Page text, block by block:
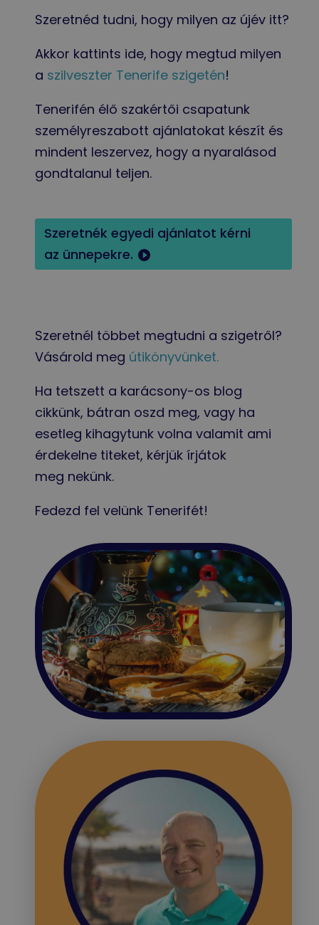
Szeretnéd tudni, hogy milyen az újév itt?
Akkor kattints ide, hogy megtud milyen
a szilveszter Tenerife szigetén!
Tenerifén élő szakértői csapatunk
személyreszabott ajánlatokat készít és
mindent leszervez, hogy a nyaralásod
gondtalanul teljen.
Szeretnék egyedi ajánlatot kérni
az ünnepekre.
Szeretnél többet megtudni a szigetről?
Vásárold meg útikönyvünket.
Ha tetszett a karácsony-os blog
cikkünk, bátran oszd meg, vagy ha
esetleg kihagytunk volna valamit ami
érdekelne titeket, kérjük írjátok
meg nekünk.
Fedezd fel velünk Tenerifét!